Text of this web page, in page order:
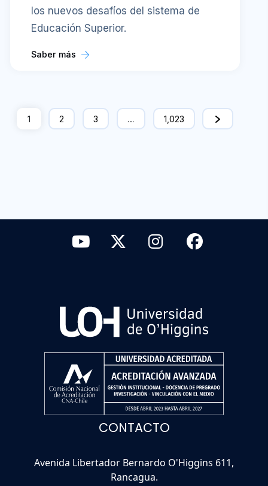
los nuevos desafíos del sistema de
Educación Superior.
Saber más
1 2 3 … 1,023
CONTACTO
Avenida Libertador Bernardo O'Higgins 611,
Rancagua.